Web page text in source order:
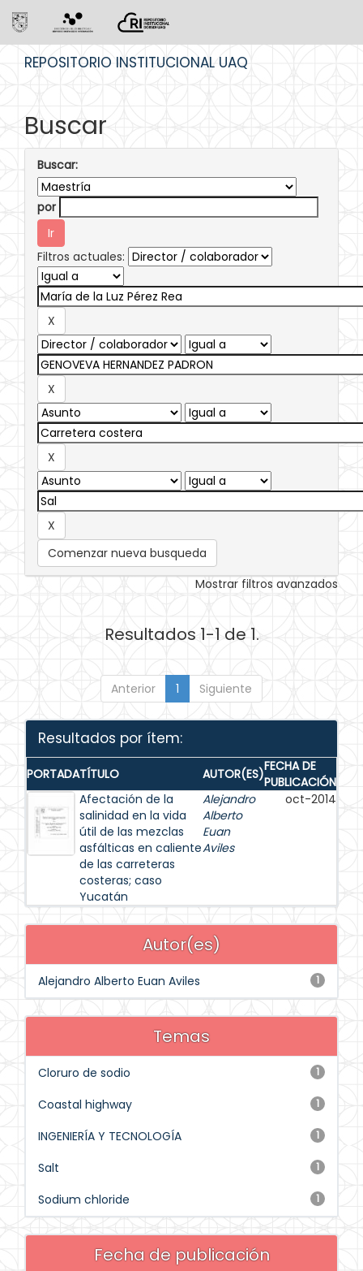
REPOSITORIO INSTITUCIONAL UAQ
Buscar
Buscar:
por
Filtros actuales:
Comenzar nueva busqueda
Mostrar filtros avanzados
Resultados 1-1 de 1.
Anterior 1 Siguiente
Resultados por ítem:
PORTADATÍTULO AUTOR(ES)FECHA DE
PUBLICACIÓN
Afectación de la
salinidad en la vida
útil de las mezclas
asfálticas en caliente
de las carreteras
costeras; caso
Yucatán
Alejandro
Alberto
Euan
Aviles
oct-2014
Autor(es)
1
Alejandro Alberto Euan Aviles
Temas
1
Cloruro de sodio
1
Coastal highway
1
INGENIERÍA Y TECNOLOGÍA
1
Salt
1
Sodium chloride
Fecha de publicación